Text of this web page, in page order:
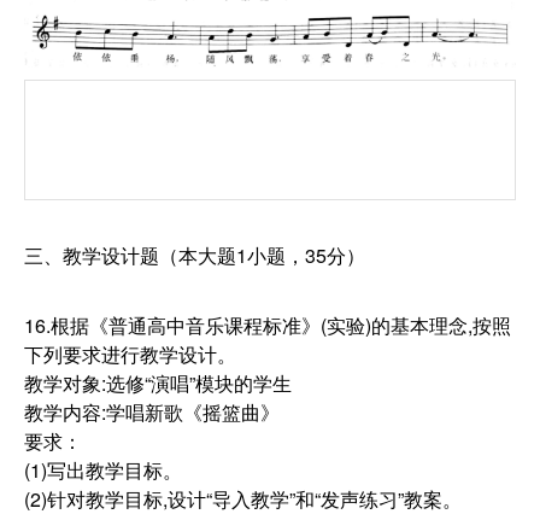
三、教学设计题（本大题1小题，35分）
16.根据《普通高中音乐课程标准》(实验)的基本理念,按照
下列要求进行教学设计。
教学对象:选修“演唱”模块的学生
教学内容:学唱新歌《摇篮曲》
要求：
(1)写出教学目标。
(2)针对教学目标,设计“导入教学”和“发声练习”教案。